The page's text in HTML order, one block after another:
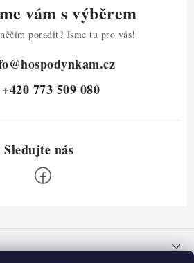
vám s výběrem
poradit? Jsme tu pro vás!
@hospodynkam.cz
+420 773 509 080